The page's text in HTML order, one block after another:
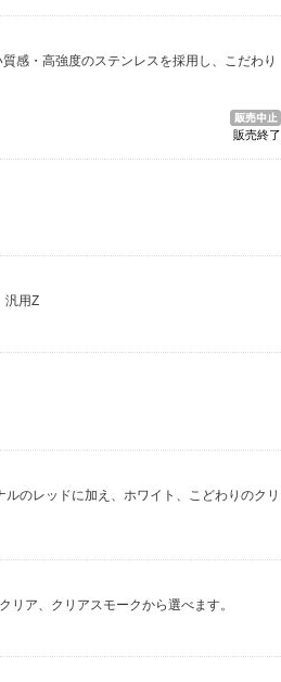
感・高強度のステンレスを採用し、こだわり
販売終了
汎用Z
のレッドに加え、ホワイト、こどわりのクリ
リア、クリアスモークから選べます。